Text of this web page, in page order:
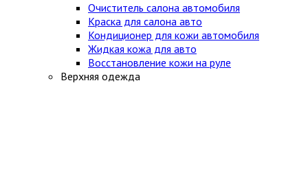
Очиститель салона автомобиля
Краска для салона авто
Кондиционер для кожи автомобиля
Жидкая кожа для авто
Восстановление кожи на руле
Верхняя одежда